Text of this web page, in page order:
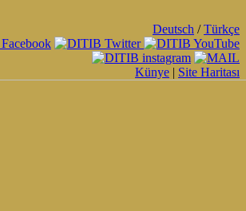
Deutsch /Türkçe
Künye | Site Haritası